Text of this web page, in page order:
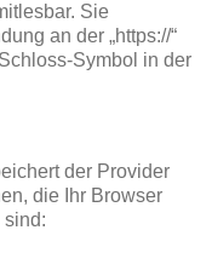
Sie
an der „https://“
Symbol in der
der Provider
die Ihr Browser
sind: